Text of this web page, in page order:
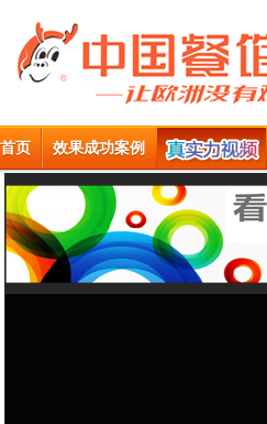
首页 效果成功案例